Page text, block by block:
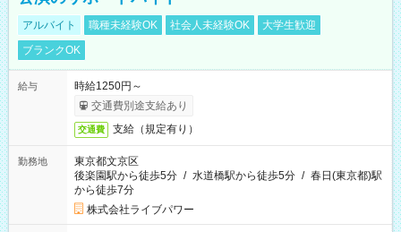
アルバイト 職種未経験OK 社会人未経験OK
大学生歓迎
ブランクOK
給与
時給1250円～
交通費別途支給あり
交通費 支給（規定有り）
勤務地
東京都文京区
後楽園駅から徒歩5分 / 水道橋駅から徒歩5分 / 春日(東京都)駅
から徒歩7分
株式会社ライブパワー